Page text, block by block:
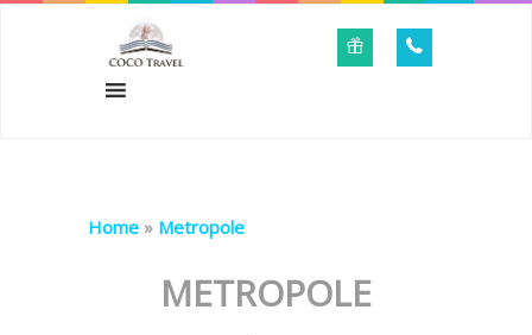
Home » Metropole
METROPOLE